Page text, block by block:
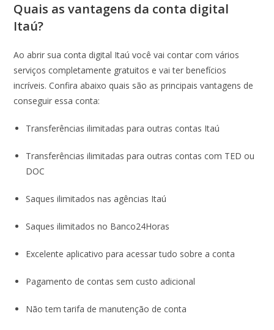
Quais as vantagens da conta digital
Itaú?
Ao abrir sua conta digital Itaú você vai contar com vários
serviços completamente gratuitos e vai ter benefícios
incríveis. Confira abaixo quais são as principais vantagens de
conseguir essa conta:
Transferências ilimitadas para outras contas Itaú
Transferências ilimitadas para outras contas com TED ou
DOC
Saques ilimitados nas agências Itaú
Saques ilimitados no Banco24Horas
Excelente aplicativo para acessar tudo sobre a conta
Pagamento de contas sem custo adicional
Não tem tarifa de manutenção de conta